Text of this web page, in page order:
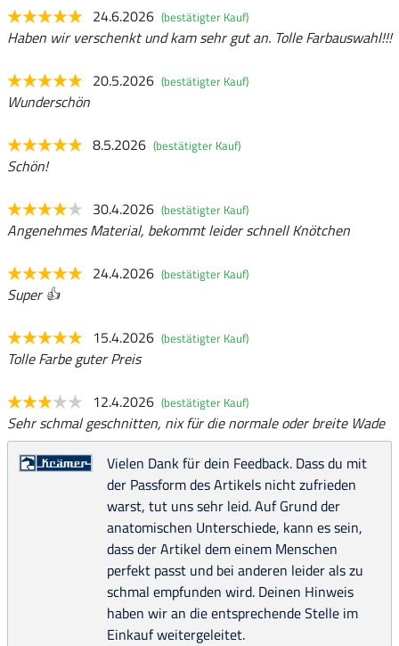
24.6.2026 (bestätigter Kauf)
Haben wir verschenkt und kam sehr gut an. Tolle Farbauswahl!!!
20.5.2026 (bestätigter Kauf)
Wunderschön
8.5.2026 (bestätigter Kauf)
Schön!
30.4.2026 (bestätigter Kauf)
Angenehmes Material, bekommt leider schnell Knötchen
24.4.2026 (bestätigter Kauf)
Super 👍
15.4.2026 (bestätigter Kauf)
Tolle Farbe guter Preis
12.4.2026 (bestätigter Kauf)
Sehr schmal geschnitten, nix für die normale oder breite Wade
Vielen Dank für dein Feedback. Dass du mit
der Passform des Artikels nicht zufrieden
warst, tut uns sehr leid. Auf Grund der
anatomischen Unterschiede, kann es sein,
dass der Artikel dem einem Menschen
perfekt passt und bei anderen leider als zu
schmal empfunden wird. Deinen Hinweis
haben wir an die entsprechende Stelle im
Einkauf weitergeleitet.